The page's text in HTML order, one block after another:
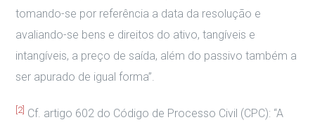
tomando-se por referência a data da resolução e
avaliando-se bens e direitos do ativo, tangíveis e
intangíveis, a preço de saída, além do passivo também a
ser apurado de igual forma”.
[2] Cf. artigo 602 do Código de Processo Civil (CPC): “A